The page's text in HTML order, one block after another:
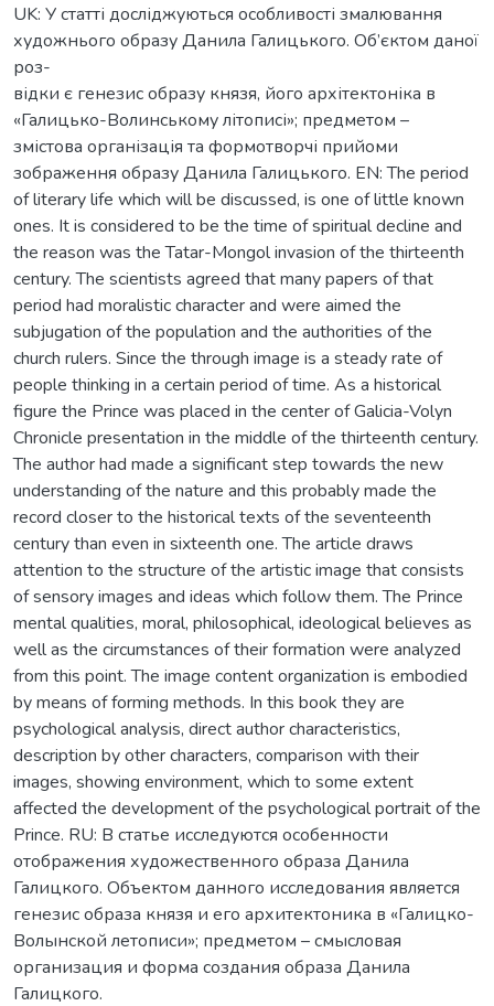
UK: У статті досліджуються особливості змалювання
художнього образу Данила Галицького. Об’єктом даної
роз-
відки є генезис образу князя, його архітектоніка в
«Галицько-Волинському літописі»; предметом –
змістова організація та формотворчі прийоми
зображення образу Данила Галицького. EN: The period
of literary life which will be discussed, is one of little known
ones. It is considered to be the time of spiritual decline and
the reason was the Tatar-Mongol invasion of the thirteenth
century. The scientists agreed that many papers of that
period had moralistic character and were aimed the
subjugation of the population and the authorities of the
church rulers. Since the through image is a steady rate of
people thinking in a certain period of time. As a historical
figure the Prince was placed in the center of Galicia-Volyn
Chronicle presentation in the middle of the thirteenth century.
The author had made a significant step towards the new
understanding of the nature and this probably made the
record closer to the historical texts of the seventeenth
century than even in sixteenth one. The article draws
attention to the structure of the artistic image that consists
of sensory images and ideas which follow them. The Prince
mental qualities, moral, philosophical, ideological believes as
well as the circumstances of their formation were analyzed
from this point. The image content organization is embodied
by means of forming methods. In this book they are
psychological analysis, direct author characteristics,
description by other characters, comparison with their
images, showing environment, which to some extent
affected the development of the psychological portrait of the
Prince. RU: В статье исследуются особенности
отображения художественного образа Данила
Галицкого. Объектом данного исследования является
генезис образа князя и его архитектоника в «Галицко-
Волынской летописи»; предметом – смысловая
организация и форма создания образа Данила
Галицкого.